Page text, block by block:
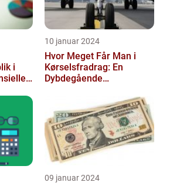
i
10 januar 2024
Hvor Meget Får Man i
Kørselsfradrag: En
Dybdegående
09 januar 2024